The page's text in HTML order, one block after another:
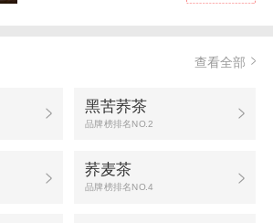
查看全部
黑苦荞茶
品牌榜排名NO.2
荞麦茶
品牌榜排名NO.4